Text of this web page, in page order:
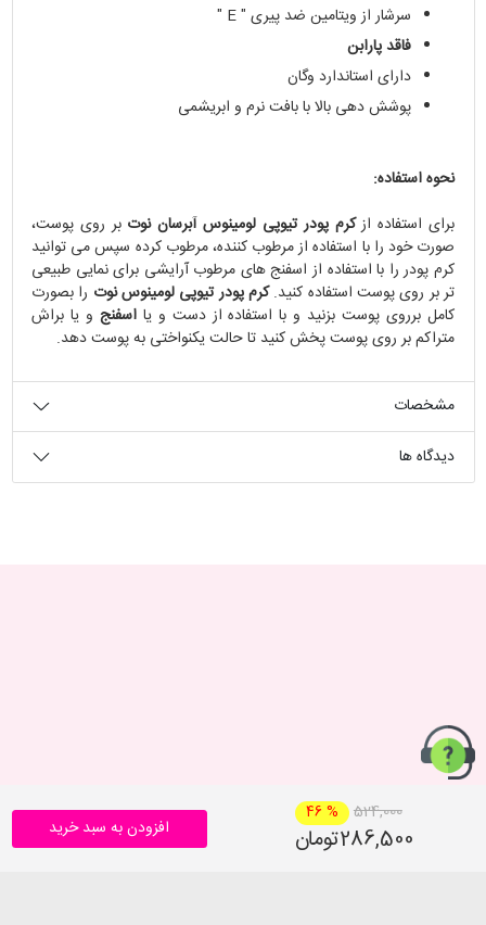
سرشار از ویتامین ضد پیری " E "
فاقد پارابن
دارای استاندارد وگان
پوشش دهی بالا با بافت نرم و ابریشمی
نحوه استفاده:
برای استفاده ازکرم پودر تیوپی لومینوس آبرسان نوتبر روی پوست،
صورت خود را با استفاده از مرطوب کننده، مرطوب کرده سپس می توانید
کرم پودر را با استفاده از اسفنج های مرطوب آرایشی برای نمایی طبیعی
تر بر روی پوست استفاده کنید.کرم پودر تیوپی لومینوس نوت را بصورت
کامل برروی پوست بزنید و با استفاده از دست و یااسفنج و یا براش
متراکم بر روی پوست پخش کنید تا حالت یکنواختی به پوست دهد.
مشخصات
دیدگاه ها
524,000
46 %
286,500تومان افزودن به سبد خرید